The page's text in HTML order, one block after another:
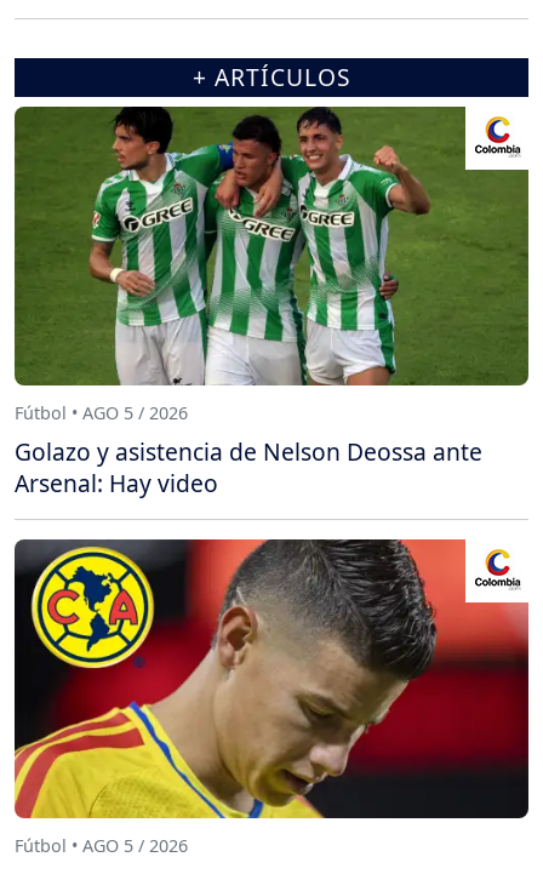
+ ARTÍCULOS
Fútbol • AGO 5 / 2026
Golazo y asistencia de Nelson Deossa ante
Arsenal: Hay video
Fútbol • AGO 5 / 2026